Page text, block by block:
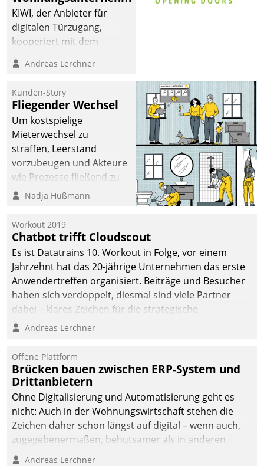
sich dabei für den Betrieb
der Lösung über die SAP
Cloud Platform
Unternehmen am
KIWI, der Anbieter für
digitalen Türzugang,
kooperiert mit dem
Softwareentwicklungshaus
Andreas Lerchner
Kunden-Story
Fliegender Wechsel
Um kostspielige
Mieterwechsel zu
straffen, Leerstand
vorzubeugen und Akteure
wie Prozesse fließend zu
vernetzen, nutzt die
Jahresbeginn eine
Überblick, Einsicht und
Eingriff bietende Lösung.
Zur Entwicklung setzte
man auf
Cloudtechnologie,
bewährte und Startup-
agile Projektmethoden.
Nadja Hußmann
Workout 2019
Chatbot trifft Cloudscout
Es ist Datatrains 10. Workout in Folge, vor einem
Jahrzehnt hat das 20-jährige Unternehmen das erste
Anwendertreffen organisiert. Beiträge und Besucher
haben sich verdoppelt, diesmal sind viele Partner
dabei – klares Zeichen für die strategische
Fokussierung auf den Kunden.
Andreas Lerchner
Offene Plattform
Brücken bauen zwischen ERP-System und
Drittanbietern
Ohne Digitalisierung und Automatisierung geht es
nicht: Auch in der Wohnungswirtschaft stehen die
Zeichen daher schon längst auf digital – wenn auch,
zugegebenermaßen, behutsamer als in anderen
Branchen.
Andreas Lerchner